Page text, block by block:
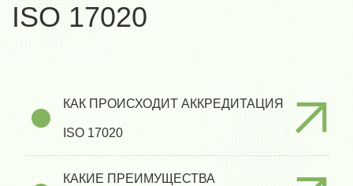
ISO 17020
КАК ПРОИСХОДИТ АККРЕДИТАЦИЯ
ISO 17020
КАКИЕ ПРЕИМУЩЕСТВА